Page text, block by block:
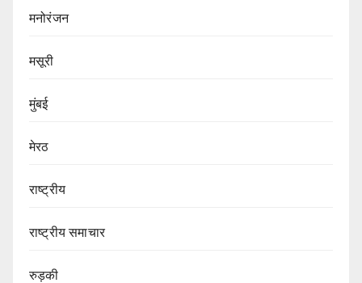
मनोरंजन
मसूरी
मुंबई
मेरठ
राष्ट्रीय
राष्ट्रीय समाचार
रुड़की